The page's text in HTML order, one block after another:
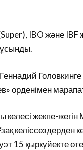
IBO және IBF
орденімен
келесі жекпе-
келіссөздерден
15 қыркүйекте